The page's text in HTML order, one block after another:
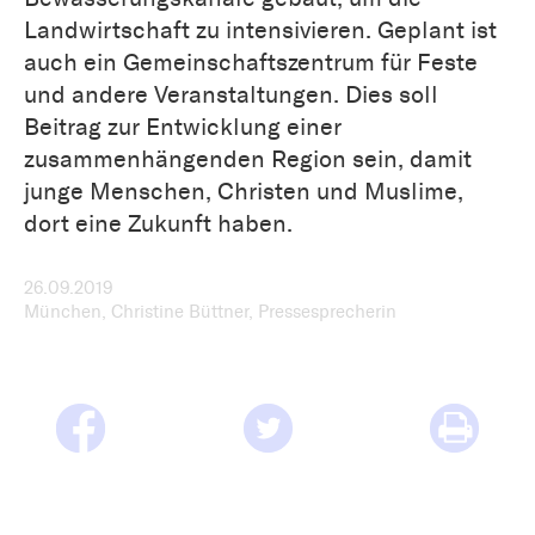
Landwirtschaft zu intensivieren. Geplant ist
auch ein Gemeinschaftszentrum für Feste
und andere Veranstaltungen. Dies soll
Beitrag zur Entwicklung einer
zusammenhängenden Region sein, damit
junge Menschen, Christen und Muslime,
dort eine Zukunft haben.
26.09.2019
München, Christine Büttner, Pressesprecherin